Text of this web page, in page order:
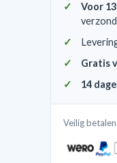
stuks
per
Voor
Gratis
14
Veilig